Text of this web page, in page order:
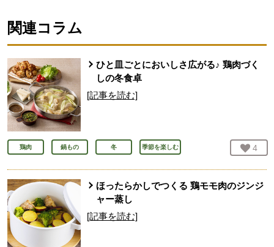
関連コラム
ひと皿ごとにおいしさ広がる♪ 鶏肉づく
しの冬食卓
[記事を読む]
鶏肉 鍋もの 冬 季節を楽しむ お気
4
ほったらかしでつくる 鶏モモ肉のジンジ
ャー蒸し
[記事を読む]